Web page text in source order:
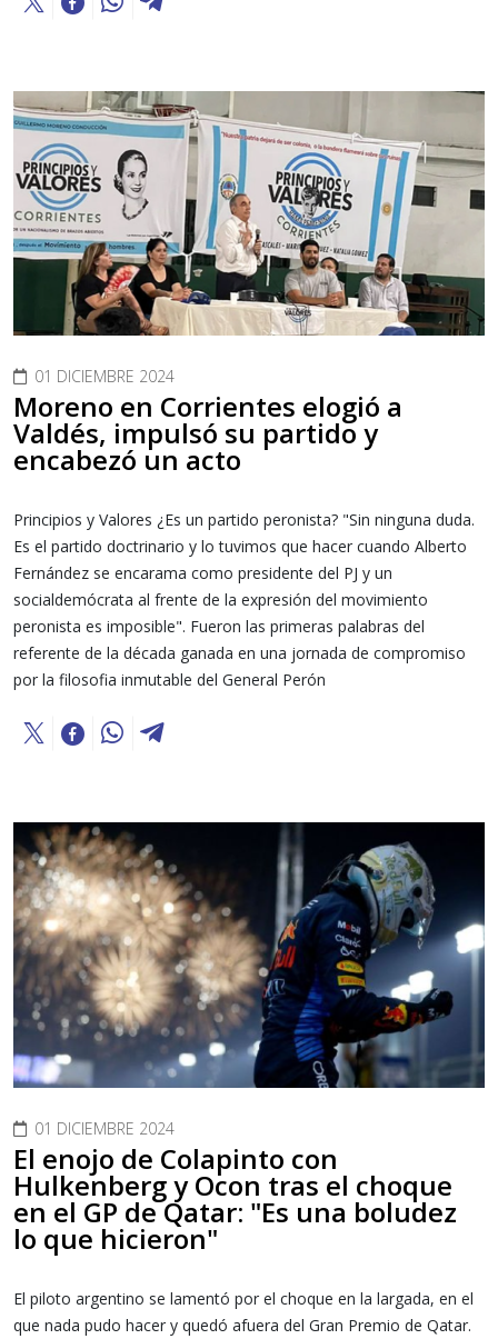
01 DICIEMBRE 2024
Moreno en Corrientes elogió a
Valdés, impulsó su partido y
encabezó un acto
Principios y Valores ¿Es un partido peronista? "Sin ninguna duda.
Es el partido doctrinario y lo tuvimos que hacer cuando Alberto
Fernández se encarama como presidente del PJ y un
socialdemócrata al frente de la expresión del movimiento
peronista es imposible". Fueron las primeras palabras del
referente de la década ganada en una jornada de compromiso
por la filosofia inmutable del General Perón
01 DICIEMBRE 2024
El enojo de Colapinto con
Hulkenberg y Ocon tras el choque
en el GP de Qatar: "Es una boludez
lo que hicieron"
El piloto argentino se lamentó por el choque en la largada, en el
que nada pudo hacer y quedó afuera del Gran Premio de Qatar.